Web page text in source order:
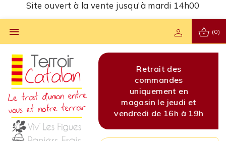
Site ouvert à la vente jusqu'à mardi 14h00
 shopping_basket (0)
person
et
19h
Site ouvert à la vente
jusqu'à mardi 14h00
Retrait des
commandes
uniquement en
magasin le jeudi et
vendredi de 16h à 19h